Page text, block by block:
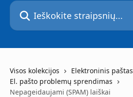
Ieškokite straipsnių...
Visos kolekcijos
Elektroninis paštas
El. pašto problemų sprendimas
Nepageidaujami (SPAM) laiškai